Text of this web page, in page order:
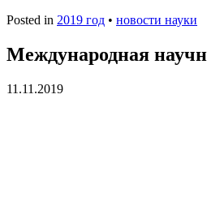
Posted in 2019 год • новости науки
Международная
11.11.2019